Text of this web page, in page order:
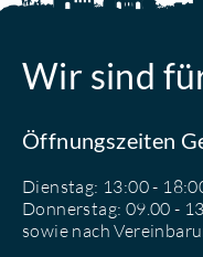
Wir sind
Öffnungszeiten
Dienstag: 13:00 -
Donnerstag: 09.00 -
sowie nach